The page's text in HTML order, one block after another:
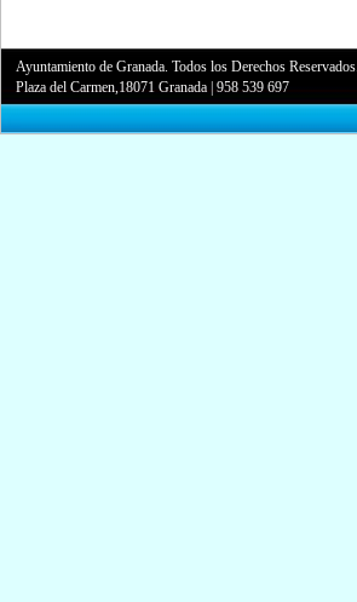
Ayuntamiento de Granada. Todos los Derechos Reservados.
Plaza del Carmen,18071 Granada |958 539 697